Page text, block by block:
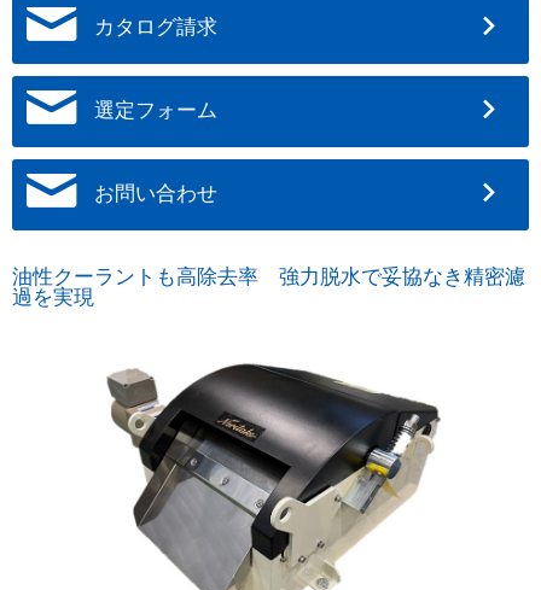
カタログ請求
選定フォーム
お問い合わせ
油性クーラントも高除去率 強力脱水で妥協なき精密濾
過を実現